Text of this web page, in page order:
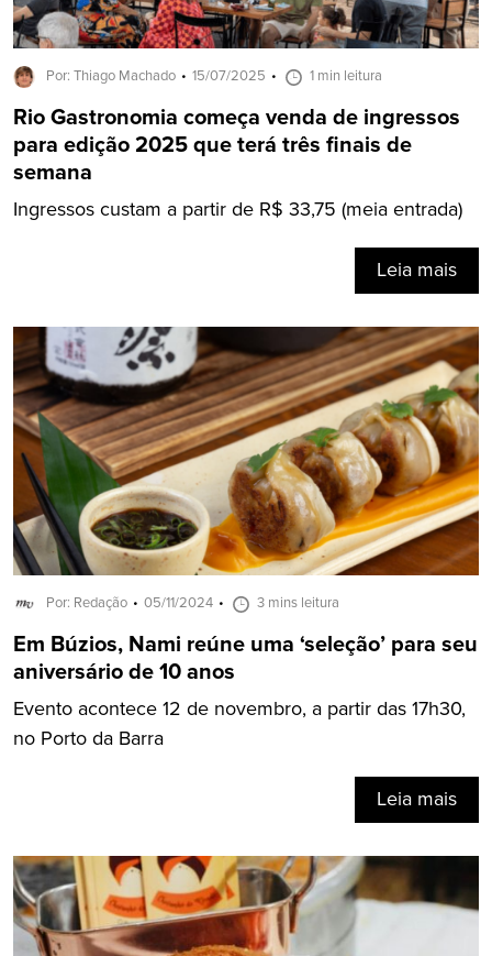
Por: Thiago Machado 15/07/2025 1 min leitura
Rio Gastronomia começa venda de ingressos
para edição 2025 que terá três finais de
semana
Ingressos custam a partir de R$ 33,75 (meia entrada)
Leia mais
Por: Redação 05/11/2024 3 mins leitura
Em Búzios, Nami reúne uma ‘seleção’ para seu
aniversário de 10 anos
Evento acontece 12 de novembro, a partir das 17h30,
no Porto da Barra
Leia mais